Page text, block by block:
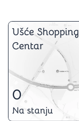
Ušće Shopping
Centar
0
Na stanju